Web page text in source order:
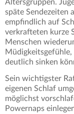
Altersgruppen.
späte Sendezeiten
empfindlich auf
verkrafteten kurze
Menschen
deutlich sinken
Sein wichtigster
eigenen Schlaf
möglichst
Powernaps